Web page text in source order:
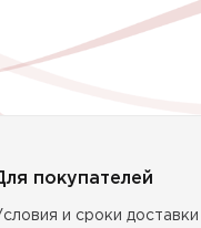
покупателей
и сроки доставки